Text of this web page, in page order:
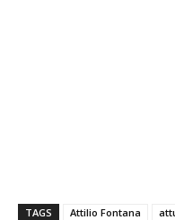
TAGS Attilio Fontana